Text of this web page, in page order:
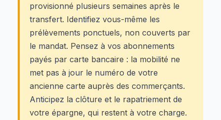
provisionné plusieurs semaines après le
transfert. Identifiez vous-même les
prélèvements ponctuels, non couverts par
le mandat. Pensez à vos abonnements
payés par carte bancaire : la mobilité ne
met pas à jour le numéro de votre
ancienne carte auprès des commerçants.
Anticipez la clôture et le rapatriement de
votre épargne, qui restent à votre charge.